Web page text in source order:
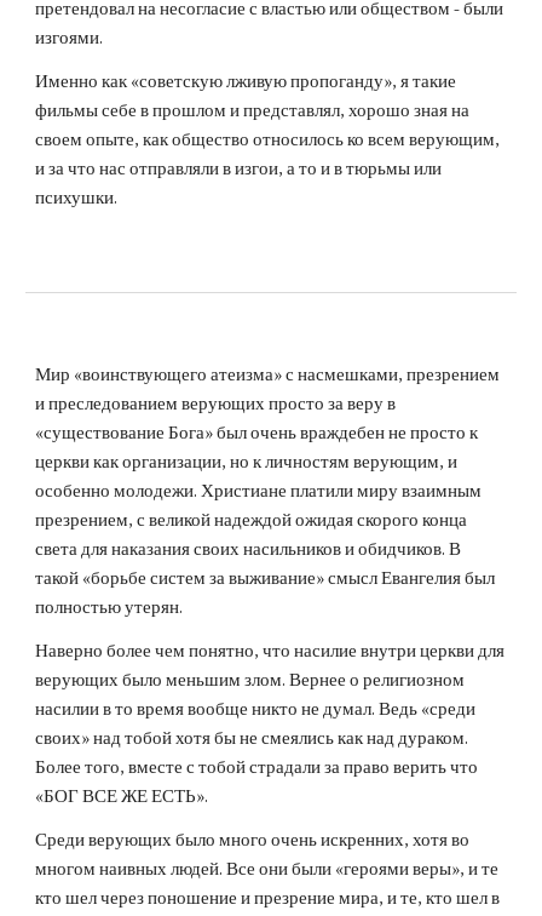
претендовал на несогласие с властью или обществом - были
изгоями.
Именно как «советскую лживую пропоганду», я такие
фильмы себе в прошлом и представлял, хорошо зная на
своем опыте, как общество относилось ко всем верующим,
и за что нас отправляли в изгои, а то и в тюрьмы или
психушки.
Мир «воинствующего атеизма» с насмешками, презрением
и преследованием верующих просто за веру в
«существование Бога» был очень враждебен не просто к
церкви как организации, но к личностям верующим, и
особенно молодежи. Христиане платили миру взаимным
презрением, с великой надеждой ожидая скорого конца
света для наказания своих насильников и обидчиков. В
такой «борьбе систем за выживание» смысл Евангелия был
полностью утерян.
Наверно более чем понятно, что насилие внутри церкви для
верующих было меньшим злом. Вернее о религиозном
насилии в то время вообще никто не думал. Ведь «среди
своих» над тобой хотя бы не смеялись как над дураком.
Более того, вместе с тобой страдали за право верить что
«БОГ ВСЕ ЖЕ ЕСТЬ».
Среди верующих было много очень искренних, хотя во
многом наивных людей. Все они были «героями веры», и те
кто шел через поношение и презрение мира, и те, кто шел в